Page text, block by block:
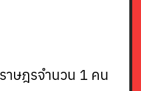
ษฎรจำนวน 1 คน